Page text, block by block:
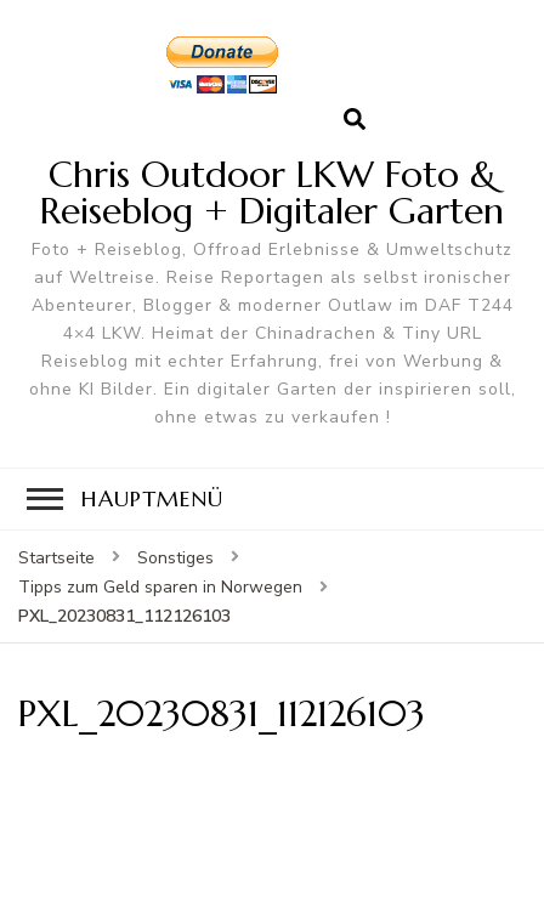
Chris Outdoor LKW Foto &
Reiseblog + Digitaler Garten
Foto + Reiseblog, Offroad Erlebnisse & Umweltschutz
auf Weltreise. Reise Reportagen als selbst ironischer
Abenteurer, Blogger & moderner Outlaw im DAF T244
4×4 LKW. Heimat der Chinadrachen & Tiny URL
Reiseblog mit echter Erfahrung, frei von Werbung &
ohne KI Bilder. Ein digitaler Garten der inspirieren soll,
ohne etwas zu verkaufen !
HAUPTMENÜ
Startseite
Sonstiges
Tipps zum Geld sparen in Norwegen
PXL_20230831_112126103
PXL_20230831_112126103